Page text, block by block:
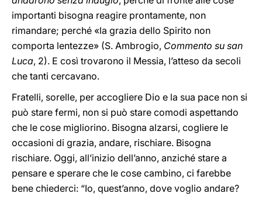
importanti bisogna reagire prontamente, non
rimandare; perché «la grazia dello Spirito non
comporta lentezze» (S. Ambrogio, Commento su san
Luca, 2). E così trovarono il Messia, l’atteso da secoli
che tanti cercavano.
Fratelli, sorelle, per accogliere Dio e la sua pace non si
può stare fermi, non si può stare comodi aspettando
che le cose migliorino. Bisogna alzarsi, cogliere le
occasioni di grazia, andare, rischiare. Bisogna
rischiare. Oggi, all’inizio dell’anno, anziché stare a
pensare e sperare che le cose cambino, ci farebbe
bene chiederci: “Io, quest’anno, dove voglio andare?